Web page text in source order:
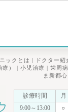
ックとは |
ドクター紹
） | 小児治療 | 歯周
ま新都
診療時間
月
9:00～13:00
○